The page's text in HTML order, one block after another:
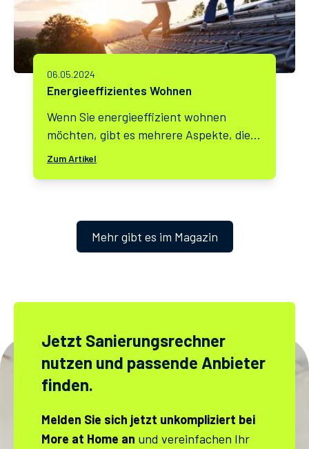
06.05.2024
Energieeffizientes Wohnen
Wenn Sie energieeffizient wohnen
möchten, gibt es mehrere Aspekte, die
Sie beachten sollten. Hier sind einige
Zum Artikel
Mehr gibt es im Magazin
Jetzt Sanierungs­rechner
nutzen und passende Anbieter
finden.
Melden Sie sich jetzt unkompliziert bei
More at Home an und vereinfachen Ihr